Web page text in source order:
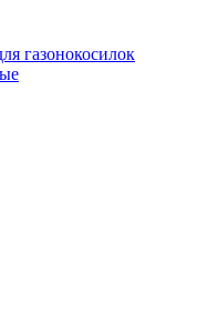
газонокосилок